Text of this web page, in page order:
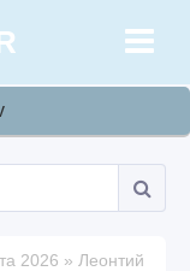
2026 » Леонтий